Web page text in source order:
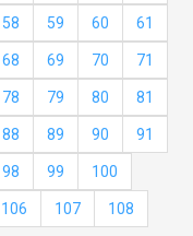
58 59 60 61
68 69 70 71
78 79 80 81
88 89 90 91
98 99 100
106 107 108